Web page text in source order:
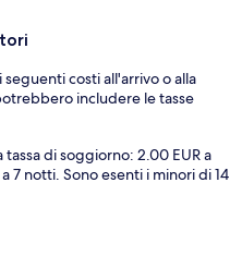
costi all'arrivo o alla
includere le tasse
di soggiorno: 2.00 EUR a
7 notti. Sono esenti i minori di 14